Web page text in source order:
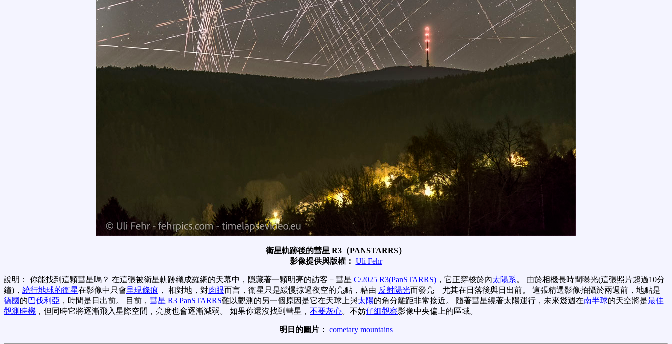
衛星軌跡後的彗星 R3（PANSTARRS）
影像提供與版權： Uli Fehr
說明： 你能找到這顆彗星嗎？ 在這張被衛星軌跡織成羅網的天幕中，隱藏著一顆明亮的訪客－彗星 C/2025 R3(PanSTARRS) ，它正穿梭於內太陽系。 由於相機長時間曝光(這張照片超過10分
鐘)， 繞行地球的衛星在影像中只會呈現條痕 ， 相對地，對肉眼而言，衛星只是緩慢掠過夜空的亮點，藉由 反射陽光而發亮—尤其在日落後與日出前。 這張精選影像拍攝於兩週前，地點是
德國的巴伐利亞 ，時間是日出前。 目前， 彗星 R3 PanSTARRS難以觀測的另一個原因是它在天球上與太陽的角分離距非常接近。 隨著彗星繞著太陽運行，未來幾週在南半球的天空將是最佳
觀測時機 ，但同時它將逐漸飛入星際空間，亮度也會逐漸減弱。 如果你還沒找到彗星， 不要灰心。不妨仔細觀察影像中央偏上的區域。
明日的圖片： cometary mountains